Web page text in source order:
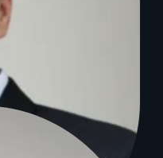
KI-Lösungen effizient
IT, Projektmanagement und